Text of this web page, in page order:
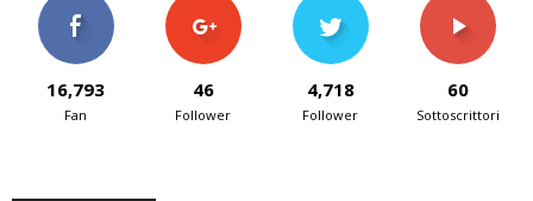
16,793
Fan
46
Follower
4,718
Follower
60
Sottoscrittori